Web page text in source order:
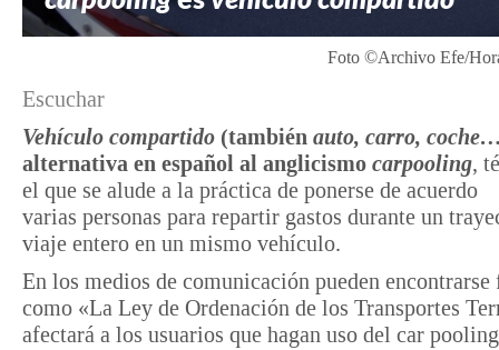
Foto ©Archivo Efe/
Escuchar
Vehículo compartido (también auto, carro,
alternativa en español al anglicismo carpooling,
el que se alude a la práctica de ponerse de acuerdo
varias personas para repartir gastos durante un
viaje entero en un mismo vehículo.
En los medios de comunicación pueden encontrarse
como «La Ley de Ordenación de los Transportes
afectará a los usuarios que hagan uso del car